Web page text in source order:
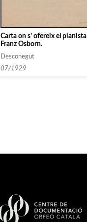
Carta on s’ ofereix el pianista
Franz Osborn.
Desconegut
07/1929